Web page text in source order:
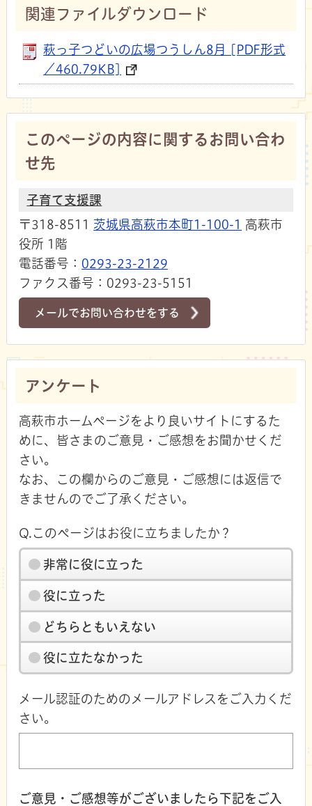
関連ファイルダウンロード
萩っ子つどいの広場つうしん8月 [PDF形式
／460.79KB]
このページの内容に関するお問い合わ
せ先
子育て支援課
〒318-8511 茨城県高萩市本町1-100-1 高萩市
役所 1階
電話番号： 0293-23-2129
ファクス番号：0293-23-5151
メールでお問い合わせをする
アンケート
高萩市ホームページをより良いサイトにするた
めに、皆さまのご意見・ご感想をお聞かせくだ
さい。
なお、この欄からのご意見・ご感想には返信で
きませんのでご了承ください。
Q.このページはお役に立ちましたか？
非常に役に立った
役に立った
どちらともいえない
役に立たなかった
メール認証のためのメールアドレスをご入力くだ
さい。
ご意見・ご感想等がございましたら下記をご入